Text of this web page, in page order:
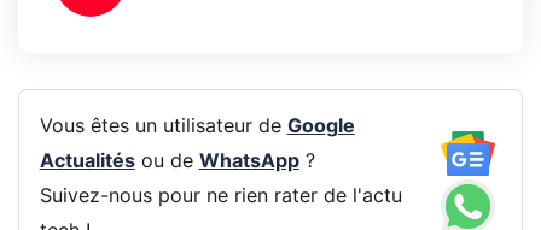
Vous êtes un utilisateur de Google
Actualitésou de WhatsApp?
Suivez-nous pour ne rien rater de l'actu